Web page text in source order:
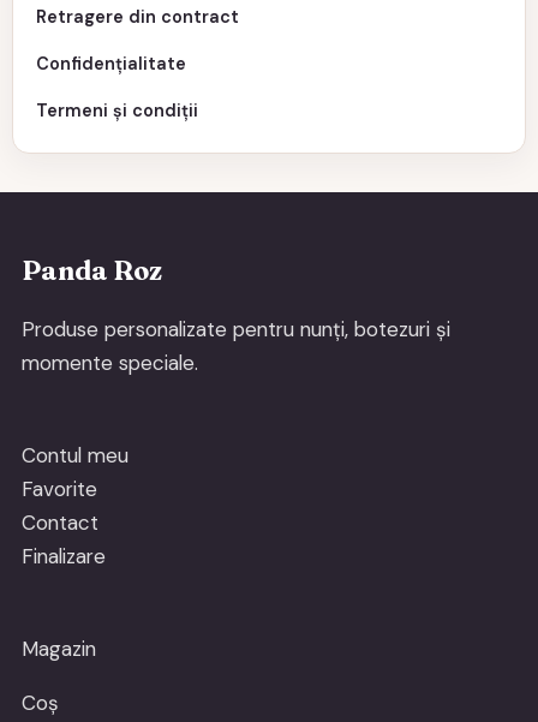
Retragere din contract
Confidențialitate
Termeni și condiții
Panda Roz
Produse personalizate pentru nunți, botezuri și
momente speciale.
Contul meu
Favorite
Contact
Finalizare
Magazin
Coș